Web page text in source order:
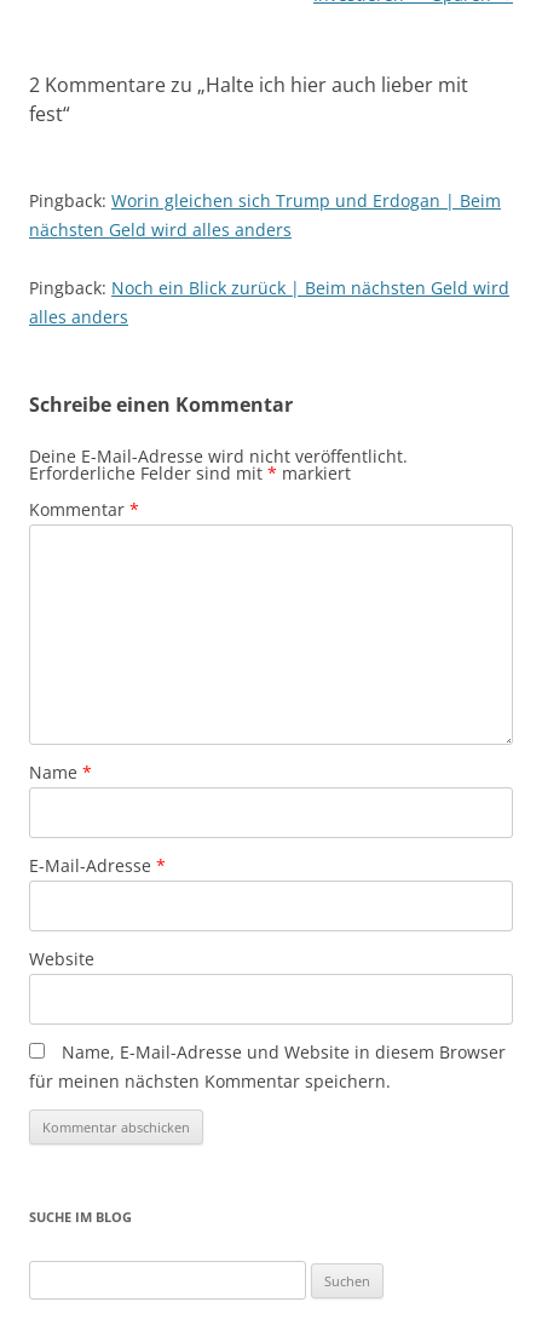
2 Kommentare zu „Halte ich hier auch lieber mit
fest“
Pingback: Worin gleichen sich Trump und Erdogan | Beim
nächsten Geld wird alles anders
Pingback: Noch ein Blick zurück | Beim nächsten Geld wird
alles anders
Schreibe einen Kommentar
Deine E-Mail-Adresse wird nicht veröffentlicht.
Erforderliche Felder sind mit * markiert
Kommentar *
Name *
E-Mail-Adresse *
Website
Name, E-Mail-Adresse und Website in diesem Browser
für meinen nächsten Kommentar speichern.
SUCHE IM BLOG
nach: